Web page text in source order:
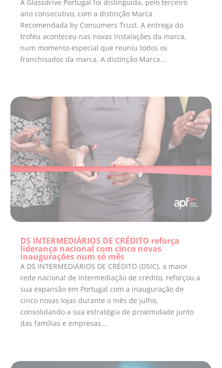
A Glassdrive Portugal foi distinguida, pelo terceiro
ano consecutivo, com a distinção Marca
Recomendada by Consumers Trust. A entrega do
troféu aconteceu nas novas instalações da marca,
num momento especial que reuniu todos os
franchisados da marca. A distinção Marca...
DS INTERMEDIÁRIOS DE CRÉDITO reforça
liderança nacional com cinco novas
inaugurações num só mês
A DS INTERMEDIÁRIOS DE CRÉDITO (DSIC), a maior
rede nacional de intermediação de crédito, reforçou a
sua expansão em Portugal com a inauguração de
cinco novas lojas durante o mês de julho,
consolidando a sua estratégia de proximidade junto
das famílias e empresas...